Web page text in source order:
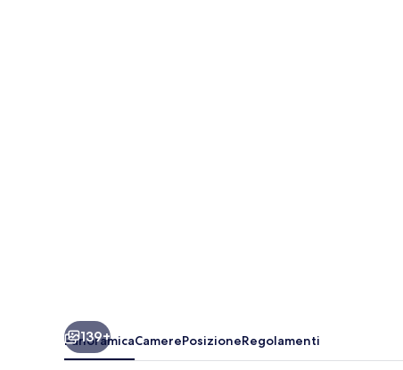
139+
PanoramicaCamerePosizioneRegolamenti